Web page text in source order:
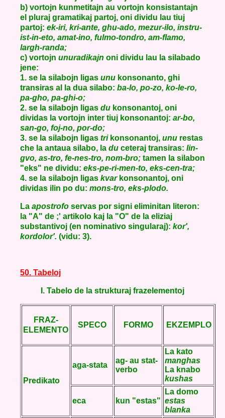
b) vortojn kunmetitajn au vortojn konsistantajn
el pluraj gramatikaj partoj, oni dividu lau tiuj
partoj: ek-iri, kri-ante, ghu-ado, mezur-ilo, instru-
ist-in-eto, amat-ino, fulmo-tondro, am-flamo,
largh-randa;
c) vortojn unuradikajn oni dividu lau la silabado
jene:
1. se la silabojn ligas unu konsonanto, ghi
transiras al la dua silabo: ba-lo, po-zo, ko-le-ro,
pa-gho, pa-ghi-o;
2. se la silabojn ligas du konsonantoj, oni
dividas la vortojn inter tiuj konsonantoj: ar-bo,
san-go, foj-no, por-do;
3. se la silabojn ligas trikonsonantoj, unu restas
che la antaua silabo, la du ceteraj transiras: lin-
gvo, as-tro, fe-nes-tro, nom-bro; tamen la silabon
"eks" ne dividu: eks-pe-ri-men-to, eks-cen-tra;
4. se la silabojn ligas kvarkonsonantoj, oni
dividas ilin po du: mons-tro, eks-plodo.
La apostrofo servas por signi eliminitan literon:
la "A" de ;' artikolo kaj la "O" de la eliziaj
substantivoj (en nominativo singularaj): kor',
kordolor'. (vidu: 3).
50. Tabeloj
I. Tabelo de la strukturaj frazelementoj
FRAZ-
ELEMENTO
SPECO FORMO EKZEMPLO
Predikato
aga-stata
ag- au stat-
verbo
La kato
manghas
La knabo
kushas
eca kun "estas"
La domo
estas
blanka